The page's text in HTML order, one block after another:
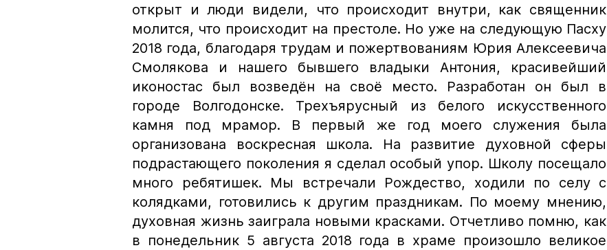
открыт и люди видели, что происходит внутри, как священник
молится, что происходит на престоле. Но уже на следующую Пасху
2018 года, благодаря трудам и пожертвованиям Юрия Алексеевича
Смолякова и нашего бывшего владыки Антония, красивейший
иконостас был возведён на своё место. Разработан он был в
городе Волгодонске. Трехъярусный из белого искусственного
камня под мрамор. В первый же год моего служения была
организована воскресная школа. На развитие духовной сферы
подрастающего поколения я сделал особый упор. Школу посещало
много ребятишек. Мы встречали Рождество, ходили по селу с
колядками, готовились к другим праздникам. По моему мнению,
духовная жизнь заиграла новыми красками. Отчетливо помню, как
в понедельник 5 августа 2018 года в храме произошло великое